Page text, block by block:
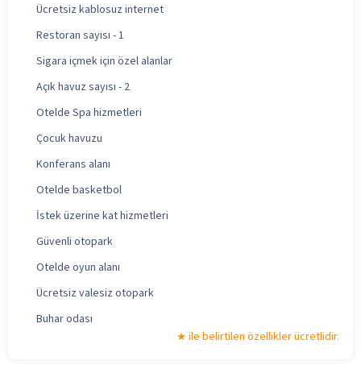
Ücretsiz kablosuz internet
Restoran sayısı - 1
Sigara içmek için özel alanlar
Açık havuz sayısı - 2
Otelde Spa hizmetleri
Çocuk havuzu
Konferans alanı
Otelde basketbol
İstek üzerine kat hizmetleri
Güvenli otopark
Otelde oyun alanı
Ücretsiz valesiz otopark
Buhar odası
ile belirtilen özellikler ücretlidir.